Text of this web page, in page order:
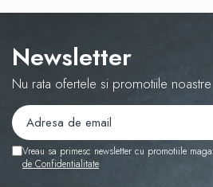
Newsletter
Nu rata ofertele si promotiile noastre
Vreau sa primesc newsletter cu promotiile
de Confidentialitate